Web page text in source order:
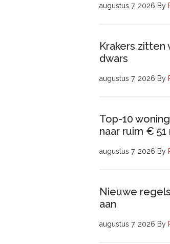
augustus 7, 2026 By
Krakers zitten
dwars
augustus 7, 2026 By
Top-10
naar ruim € 51
augustus 7, 2026 By
Nieuwe
aan
augustus 7, 2026 By